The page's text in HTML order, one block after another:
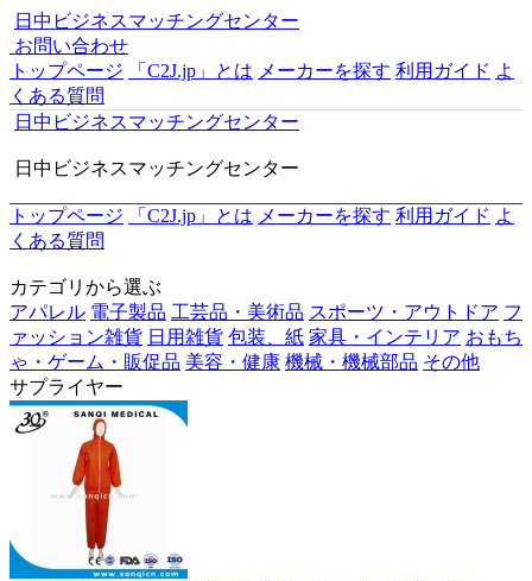
日中ビジネスマッチングセンター
お問い合わせ
トップページ
「C2J.jp」とは メーカーを探す 利用ガイド よ
くある質問
日中ビジネスマッチングセンター
日中ビジネスマッチングセンター
トップページ 「C2J.jp」とは メーカーを探す 利用ガイド よ
くある質問
カテゴリから選ぶ
アパレル 電子製品 工芸品・美術品 スポーツ・アウトドア フ
ァッション雑貨 日用雑貨 包装、紙 家具・インテリア おもち
ゃ・ゲーム・販促品 美容・健康 機械・機械部品 その他
サプライヤー